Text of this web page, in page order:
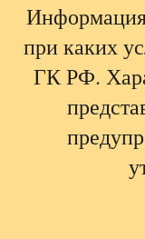
при каких
ГК РФ.